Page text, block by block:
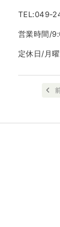
TEL:049-
営業時間/
定休日/月